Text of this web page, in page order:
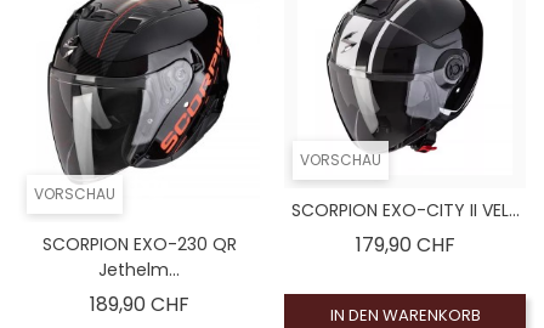
VORSCHAU
SCORPION EXO-230 QR
Jethelm...
189,90 CHFPreis
VORSCHAU
SCORPION EXO-CITY II VEL...
179,90 CHFPreis
IN DEN WARENKORB